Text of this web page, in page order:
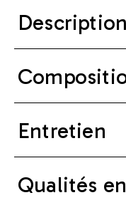
Description
Entretien
Qualités